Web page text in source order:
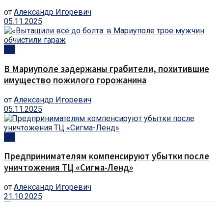
от Александр Игоревич
05.11.2025
В Мариуполе задержаны грабители, похитившие
имущество пожилого горожанина
от Александр Игоревич
05.11.2025
Предпринимателям компенсируют убытки после
уничтожения ТЦ «Сигма-Ленд»
от Александр Игоревич
21.10.2025